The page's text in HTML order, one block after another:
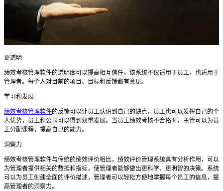
更透明
绩效考核管理软件的透明度可以提高相互信任，该系统不仅适用于员工，也适用于
管理者。每个人对目前的项目、目标和反馈都有意见。
学习和发展
绩效考核管理软件的反馈可以让员工认识到自己的缺点，员工也可以发挥自己的个
人优势，员工和公司可以得到双重发展。当员工绩效考核不合格时，主管可以为员
工分配课程，提高自己的能力。
洞察力
绩效考核管理软件与传统的绩效评价相比，绩效评价管理系统具有分析作用，可以
为管理者提供相关的数据和指标，使管理者能够做出更科学、更明智的决策。系统
可以为员工创建全面的评价描述，管理者可以轻松方便地掌握每个员工的信息，提
高管理者的洞察力。